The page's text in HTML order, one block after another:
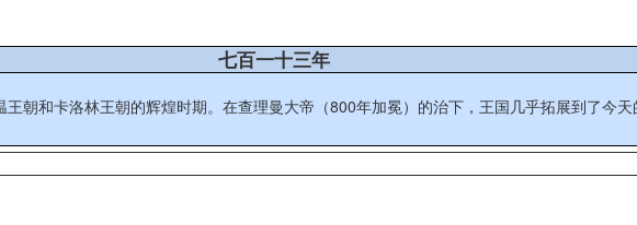
七百一十三年
朝和卡洛林王朝的辉煌时期。在查理曼大帝（800年加冕）的治下，王国几乎拓展到了今